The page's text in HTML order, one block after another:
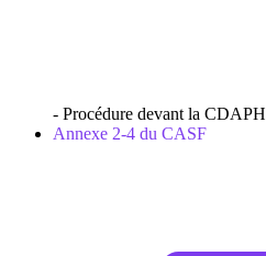
- Procédure devant la CDAPH
Annexe 2-4 du CASF